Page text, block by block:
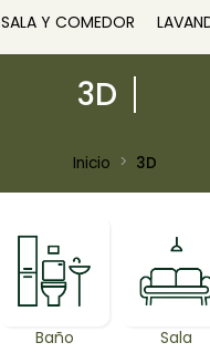
SALA Y COMEDOR
3D
Inicio 3D
Baño Sala